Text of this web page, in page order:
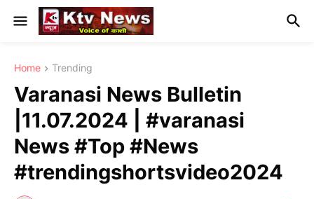
Home Trending
Varanasi News Bulletin
|11.07.2024 | #varanasi
News #Top #News
#trendingshortsvideo2024